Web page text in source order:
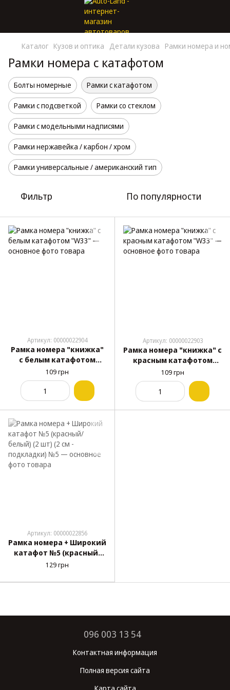
Каталог Кузов и оптика Детали кузова Рамки номера и
Рамки номера с катафотом
Болты номерные Рамки с катафотом
Рамки с подсветкой Рамки со стеклом
Рамки с модельными надписями
Рамки нержавейка / карбон / хром
Рамки универсальные / американский тип
Фильтр По популярности
Артикул: 00000022904
Рамка номера "книжка"
с белым катафотом
"W33"
109 грн
Артикул: 00000022903
Рамка номера "книжка" с
красным катафотом
"W33"
109 грн
Артикул: 00000022856
Рамка номера + Широкий
катафот №5 (красный/
белый) (2 шт) (2 см -
129 грн
096 003 13 54
Контактная информация
Полная версия сайта